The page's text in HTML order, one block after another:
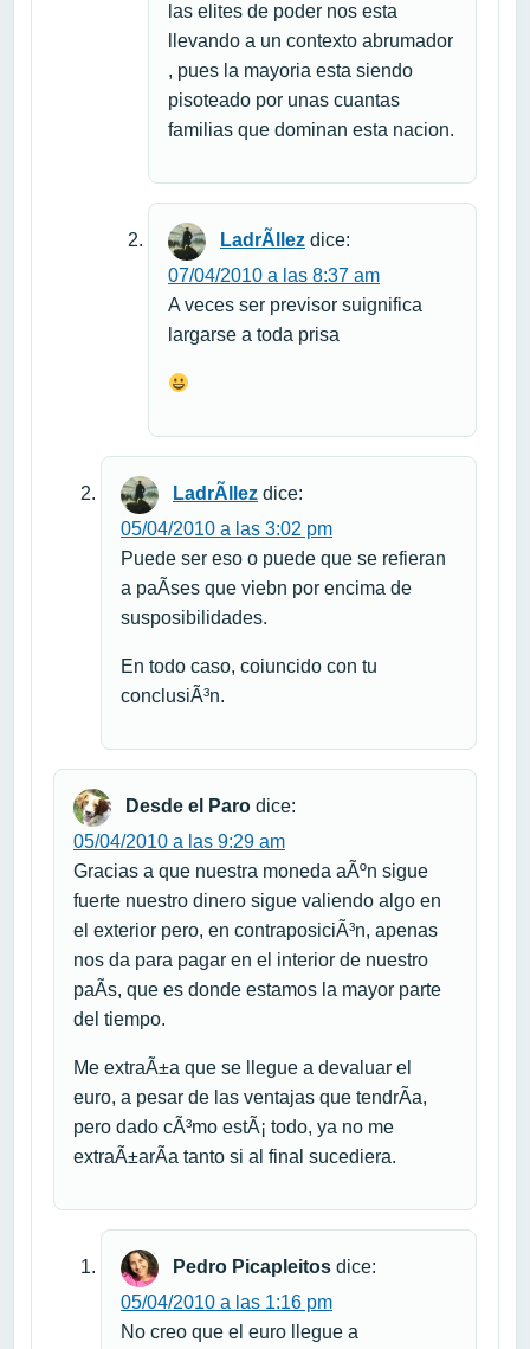
las elites de poder nos esta
llevando a un contexto abrumador
, pues la mayoria esta siendo
pisoteado por unas cuantas
familias que dominan esta nacion.
LadrÃ­llez dice:
07/04/2010 a las 8:37 am
A veces ser previsor suignifica
largarse a toda prisa
LadrÃ­llez dice:
05/04/2010 a las 3:02 pm
Puede ser eso o puede que se refieran
a paÃ­ses que viebn por encima de
susposibilidades.
En todo caso, coiuncido con tu
conclusiÃ³n.
Desde el Paro dice:
05/04/2010 a las 9:29 am
Gracias a que nuestra moneda aÃºn sigue
fuerte nuestro dinero sigue valiendo algo en
el exterior pero, en contraposiciÃ³n, apenas
nos da para pagar en el interior de nuestro
paÃ­s, que es donde estamos la mayor parte
del tiempo.
Me extraÃ±a que se llegue a devaluar el
euro, a pesar de las ventajas que tendrÃ­a,
pero dado cÃ³mo estÃ¡ todo, ya no me
extraÃ±arÃ­a tanto si al final sucediera.
Pedro Picapleitos dice:
05/04/2010 a las 1:16 pm
No creo que el euro llegue a